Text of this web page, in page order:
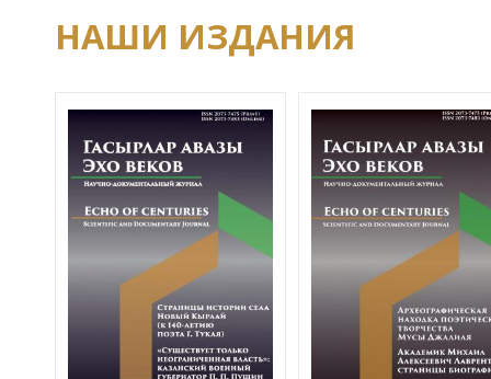
НАШИ ИЗДАНИЯ